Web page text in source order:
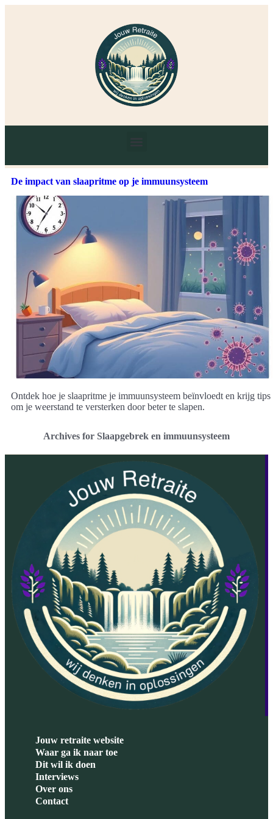
De impact van slaapritme op je immuunsysteem
Ontdek hoe je slaapritme je immuunsysteem beïnvloedt en krijg tips
om je weerstand te versterken door beter te slapen.
Archives for Slaapgebrek en immuunsysteem
Jouw retraite website
Waar ga ik naar toe
Dit wil ik doen
Interviews
Over ons
Contact